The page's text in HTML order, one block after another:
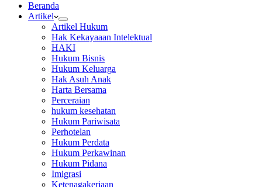
Beranda
Artikel
Artikel Hukum
Hak Kekayaaan Intelektual
HAKI
Hukum Bisnis
Hukum Keluarga
Hak Asuh Anak
Harta Bersama
Perceraian
hukum kesehatan
Hukum Pariwisata
Perhotelan
Hukum Perdata
Hukum Perkawinan
Hukum Pidana
Imigrasi
Ketenagakerjaan